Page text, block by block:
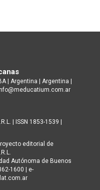
| Argentina | Argentina |
| ISSN 1853-1539 |
editorial de
Autónoma de Buenos
1600 | e-